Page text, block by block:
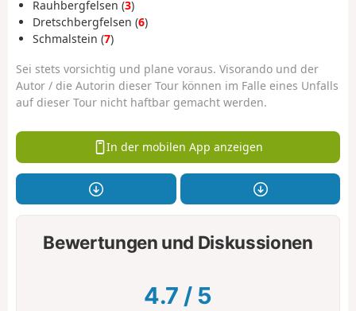
Rauhbergfelsen (3)
Dretschbergfelsen (6)
Schmalstein (7)
Sei stets vorsichtig und plane voraus. Visorando und der
Autor / die Autorin dieser Tour können im Falle eines Unfalls
auf dieser Tour nicht haftbar gemacht werden.
In der mobilen App anzeigen
Bewertungen und Diskussionen
4.7 / 5